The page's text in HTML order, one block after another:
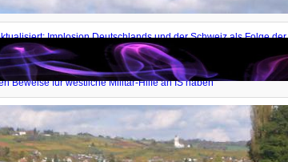
Implosion Deutschlands und der Schweiz als Folge der
ante portas?
Beweise für westliche Militär-Hilfe an IS haben
"Hunderte US-Soldaten und CIA-Agenten in den Rängen von
der israelischen Version